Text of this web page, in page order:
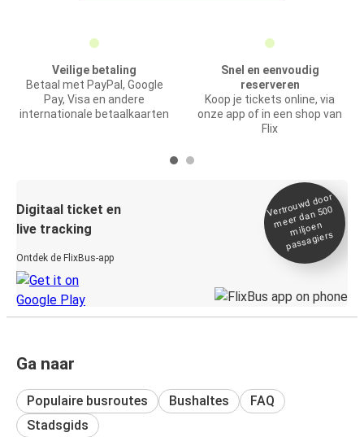
Veilige betaling
Betaal met PayPal, Google
Pay, Visa en andere
internationale betaalkaarten
Snel en eenvoudig
reserveren
Koop je tickets online, via
onze app of in een shop van
Flix
Digitaal ticket en
live tracking
Ontdek de FlixBus-app
Vertrou
wd door
meer dan 500
miljoen
passagiers
Ga naar
Populaire busroutes Bushaltes
FAQ
Stadsgids